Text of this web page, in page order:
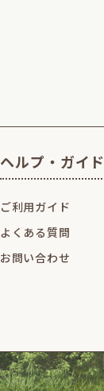
ヘルプ・ガイド
ご利用ガイド
よくある質問
お問い合わせ